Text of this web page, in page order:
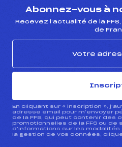
Abonnez-vous à
Recevez l’actualité de la
de
En cliquant sur « inscription »,
adresse email pour m’envoyer
de la FFS, qui peut contenir des
promotionnelles de la FFS ou de
d’informations sur les
la gestion de vos données,